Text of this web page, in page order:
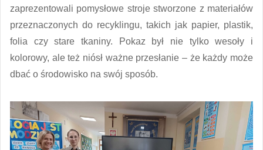
zaprezentowali pomysłowe stroje stworzone z materiałów
przeznaczonych do recyklingu, takich jak papier, plastik,
folia czy stare tkaniny. Pokaz był nie tylko wesoły i
kolorowy, ale też niósł ważne przesłanie – że każdy może
dbać o środowisko na swój sposób.